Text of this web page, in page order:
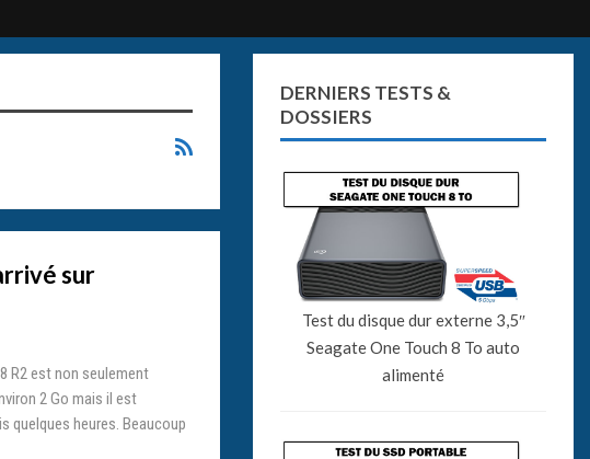
sur
R2 est non seulement
2 Go mais il est
quelques heures. Beaucoup
DERNIERS TESTS &
DOSSIERS
Test du disque dur externe 3,5″
Seagate One Touch 8 To auto
alimenté